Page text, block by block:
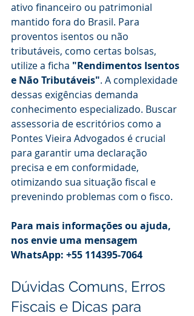
ativo financeiro ou patrimonial
mantido fora do Brasil. Para
proventos isentos ou não
tributáveis, como certas bolsas,
utilize a ficha "Rendimentos Isentos
e Não Tributáveis". A complexidade
dessas exigências demanda
conhecimento especializado. Buscar
assessoria de escritórios como a
Pontes Vieira Advogados é crucial
para garantir uma declaração
precisa e em conformidade,
otimizando sua situação fiscal e
prevenindo problemas com o fisco.
Para mais informações ou ajuda,
nos envie uma mensagem
WhatsApp: +55 114395-7064
Dúvidas Comuns, Erros
Fiscais e Dicas para